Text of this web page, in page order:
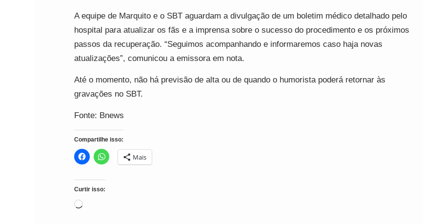
A equipe de Marquito e o SBT aguardam a divulgação de um boletim médico detalhado pelo
hospital para atualizar os fãs e a imprensa sobre o sucesso do procedimento e os próximos
passos da recuperação. “Seguimos acompanhando e informaremos caso haja novas
atualizações”, comunicou a emissora em nota.
Até o momento, não há previsão de alta ou de quando o humorista poderá retornar às
gravações no SBT.
Fonte: Bnews
Compartilhe isso:
Mais
Curtir isso:
Carregando...